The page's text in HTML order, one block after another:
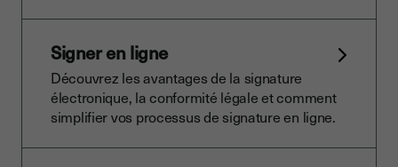
Signer en ligne
Découvrez les avantages de la signature
électronique, la conformité légale et comment
simplifier vos processus de signature en ligne.